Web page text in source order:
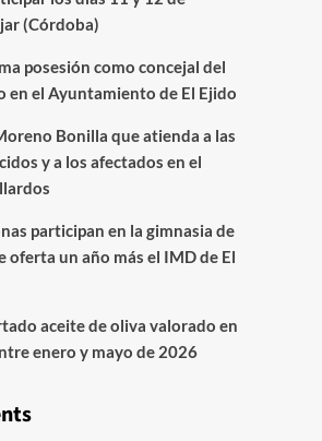
(Córdoba)
posesión como concejal del
en el Ayuntamiento de El Ejido
Bonilla que atienda a las
y a los afectados en el
participan en la gimnasia de
un año más el IMD de El
aceite de oliva valorado en
enero y mayo de 2026